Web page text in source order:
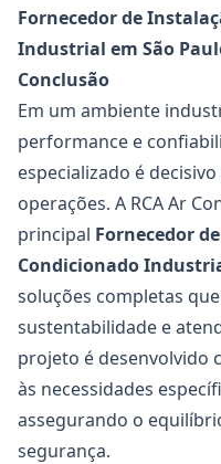
Fornecedor de
Industrial em São
Conclusão
Em um ambiente
performance e
especializado é
operações. A RCA Ar
principal Fornecedor
Condicionado
soluções completas
sustentabilidade e
projeto é desenvolvido
às necessidades
assegurando o
segurança.